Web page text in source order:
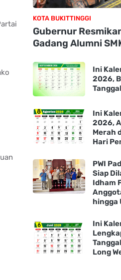
KOTA BUKITTINGGI
Gubernur
Gadang Alumni
Ini
2026,
Ini
2026,
Merah
Hari
PWI
Siap
Idham
hingga
Ini
Long